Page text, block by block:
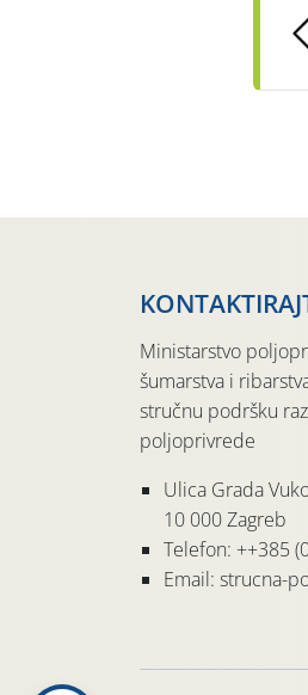
Ministarstvo
šumarstva i
stručnu podršku
poljoprivrede
Ulica Grada
10 000 Zagreb
Telefon: ++385
Email: strucna-